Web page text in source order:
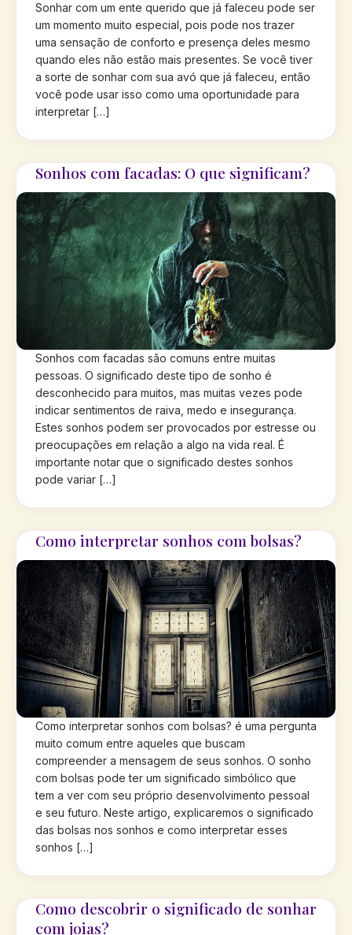
Sonhar com um ente querido que já faleceu pode ser
um momento muito especial, pois pode nos trazer
uma sensação de conforto e presença deles mesmo
quando eles não estão mais presentes. Se você tiver
a sorte de sonhar com sua avó que já faleceu, então
você pode usar isso como uma oportunidade para
interpretar […]
Sonhos com facadas: O que significam?
Sonhos com facadas são comuns entre muitas
pessoas. O significado deste tipo de sonho é
desconhecido para muitos, mas muitas vezes pode
indicar sentimentos de raiva, medo e insegurança.
Estes sonhos podem ser provocados por estresse ou
preocupações em relação a algo na vida real. É
importante notar que o significado destes sonhos
pode variar […]
Como interpretar sonhos com bolsas?
Como interpretar sonhos com bolsas? é uma pergunta
muito comum entre aqueles que buscam
compreender a mensagem de seus sonhos. O sonho
com bolsas pode ter um significado simbólico que
tem a ver com seu próprio desenvolvimento pessoal
e seu futuro. Neste artigo, explicaremos o significado
das bolsas nos sonhos e como interpretar esses
sonhos […]
Como descobrir o significado de sonhar
com joias?